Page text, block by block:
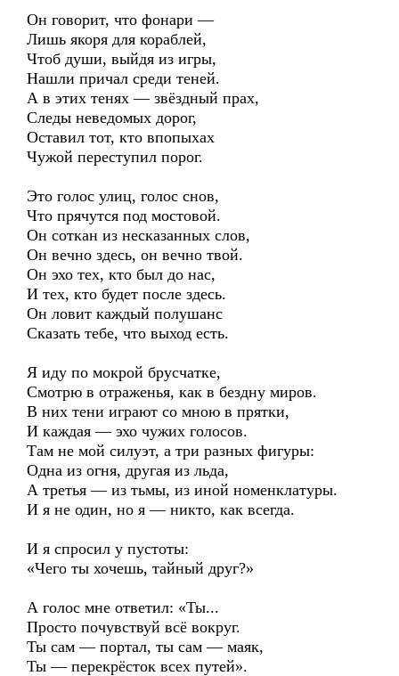
Он говорит, что фонари —
Лишь якоря для кораблей,
Чтоб души, выйдя из игры,
Нашли причал среди теней.
А в этих тенях — звёздный прах,
Следы неведомых дорог,
Оставил тот, кто впопыхах
Чужой переступил порог.
Это голос улиц, голос снов,
Что прячутся под мостовой.
Он соткан из несказанных слов,
Он вечно здесь, он вечно твой.
Он эхо тех, кто был до нас,
И тех, кто будет после здесь.
Он ловит каждый полушанс
Сказать тебе, что выход есть.
Я иду по мокрой брусчатке,
Смотрю в отраженья, как в бездну миров.
В них тени играют со мною в прятки,
И каждая — эхо чужих голосов.
Там не мой силуэт, а три разных фигуры:
Одна из огня, другая из льда,
А третья — из тьмы, из иной номенклатуры.
И я не один, но я — никто, как всегда.
И я спросил у пустоты:
«Чего ты хочешь, тайный друг?»
А голос мне ответил: «Ты...
Просто почувствуй всё вокруг.
Ты сам — портал, ты сам — маяк,
Ты — перекрёсток всех путей».